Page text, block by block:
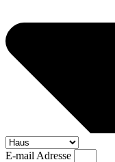
E-mail Adresse